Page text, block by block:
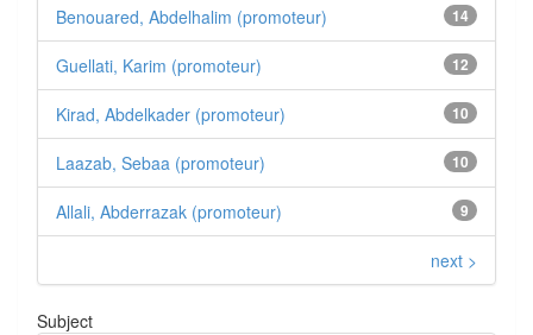
14
Benouared, Abdelhalim (promoteur)
12
Guellati, Karim (promoteur)
10
Kirad, Abdelkader (promoteur)
10
Laazab, Sebaa (promoteur)
9
Allali, Abderrazak (promoteur)
next >
Subject